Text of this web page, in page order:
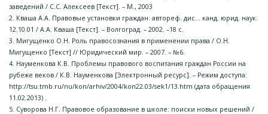
заведений / С.С. Алексеев [Текст]. – М., 2003
2. Кваша А.А. Правовые установки граждан: автореф. дис… канд. юрид. наук:
12.10.01 / А.А. Кваша [Текст]. – Волгоград. – 2002. –18 с.
3. Мигущенко О.Н. Роль правосознания в применении права / О.Н.
Мигущенко [Текст] // Юридический мир. – 2007. – №6.
4. Науменкова К.В. Проблемы правового воспитания граждан России на
рубеже веков / К.В. Науменкова [Электронный ресурс]. – Режим доступа:
http://tsu.tmb.ru/nu/kon/arhiv/2004/kon22.03/sek1/13.htm (дата обращения
11.02.2013) .
5. Суворова Н.Г. Правовое образование в школе: поиски новых решений /